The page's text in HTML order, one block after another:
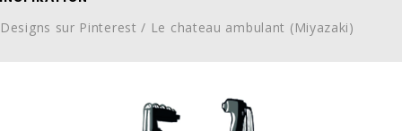
Designs sur Pinterest / Le chateau ambulant (Miyazaki)